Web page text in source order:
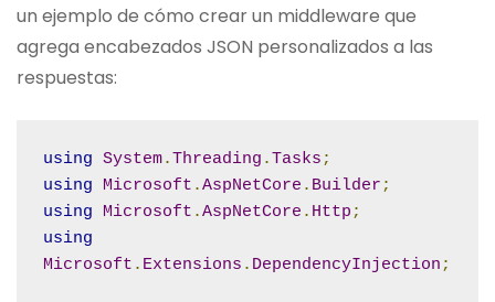
un ejemplo de cómo crear un middleware que
agrega encabezados JSON personalizados a las
respuestas:
using System.Threading .Tasks;
using
Microsoft .AspNetCore . Builder;
using
Microsoft .AspNetCore . Http;
using
Microsoft . Extensions . DependencyInjection;